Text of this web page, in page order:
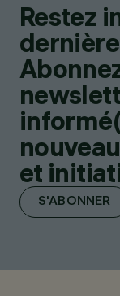
Restez
et
S'ABONNER